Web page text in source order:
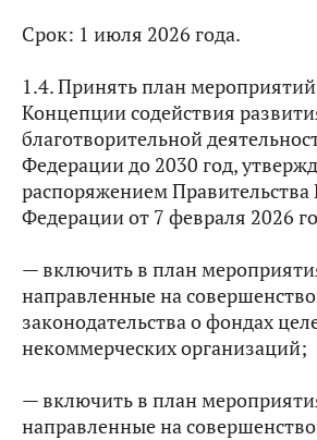
Срок: 1 июля 2026 года.
1.4. Принять план
Концепции содействия
благотворительной
Федерации до 2030 год,
распоряжением Правительства
Федерации от 7 февраля 2026
— включить в план
направленные на
законодательства о фондах
некоммерческих организаций;
— включить в план
направленные на